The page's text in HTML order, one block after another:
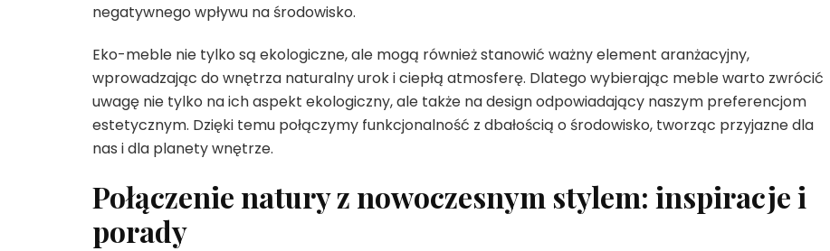
negatywnego wpływu na środowisko.
Eko-meble nie tylko są ekologiczne, ale mogą również stanowić ważny element aranżacyjny,
wprowadzając do wnętrza naturalny urok i ciepłą atmosferę. Dlatego wybierając meble warto zwrócić
uwagę nie tylko na ich aspekt ekologiczny, ale także na design odpowiadający naszym preferencjom
estetycznym. Dzięki temu połączymy funkcjonalność z dbałością o środowisko, tworząc przyjazne dla
nas i dla planety wnętrze.
Połączenie natury z nowoczesnym stylem: inspiracje i
porady